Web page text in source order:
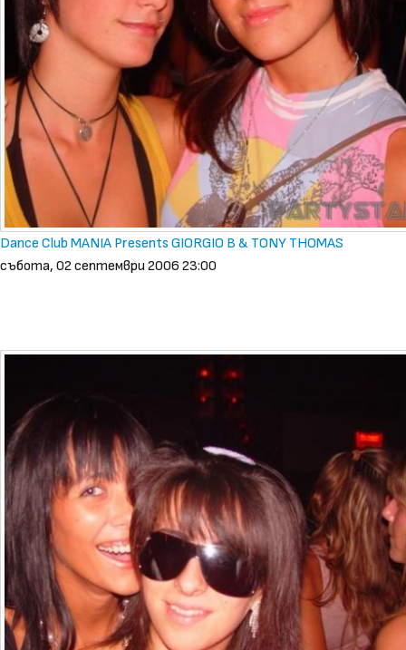
Dance Club MANIA Presents GIORGIO B & TONY THOMAS
събота, 02 септември 2006 23:00